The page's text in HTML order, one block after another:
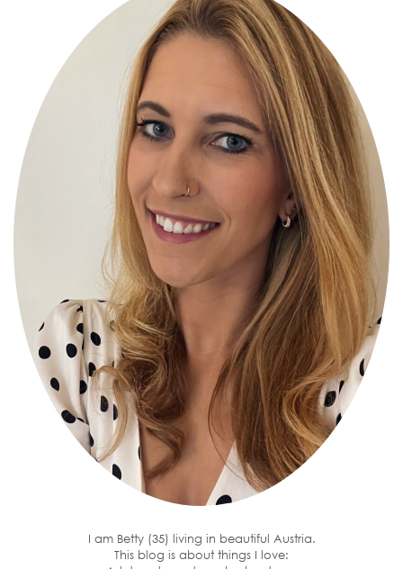
I am Betty (35) living in beautiful Austria.
This blog is about things I love: